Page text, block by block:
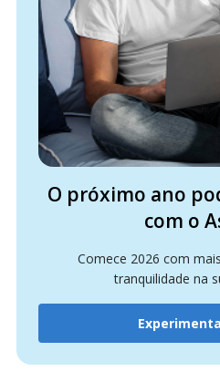
O próximo ano
com o
Comece 2026 com
tranquilidade na